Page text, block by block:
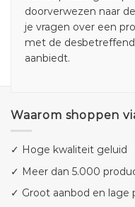
doorverwezen naar
je vragen over een
met de
aanbiedt.
Waarom shoppen
✓ Hoge kwaliteit geluid
✓ Meer dan 5.000
✓ Groot aanbod en lage